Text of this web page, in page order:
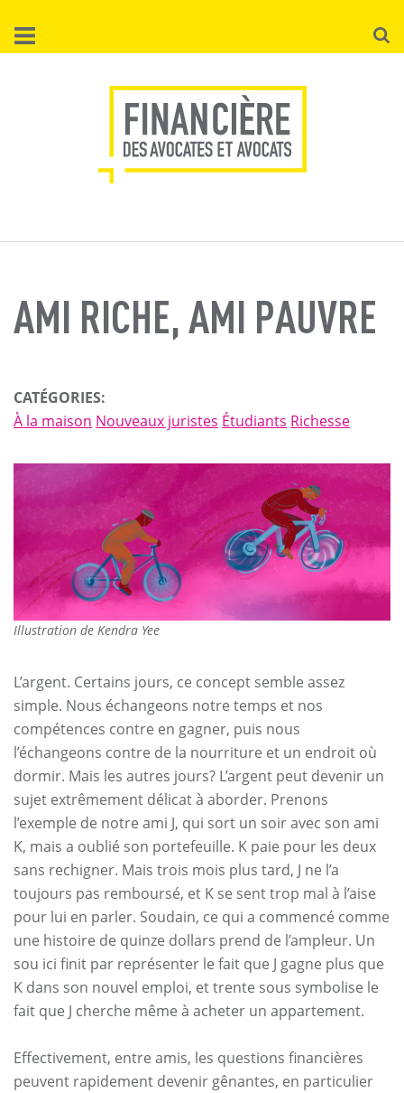
au
contenu
AMI RICHE, AMI PAUVRE
CATÉGORIES:
À la maison Nouveaux juristes Étudiants Richesse
Illustration de Kendra Yee
L’argent. Certains jours, ce concept semble assez
simple. Nous échangeons notre temps et nos
compétences contre en gagner, puis nous
l’échangeons contre de la nourriture et un endroit où
dormir. Mais les autres jours? L’argent peut devenir un
sujet extrêmement délicat à aborder. Prenons
l’exemple de notre ami J, qui sort un soir avec son ami
K, mais a oublié son portefeuille. K paie pour les deux
sans rechigner. Mais trois mois plus tard, J ne l’a
toujours pas remboursé, et K se sent trop mal à l’aise
pour lui en parler. Soudain, ce qui a commencé comme
une histoire de quinze dollars prend de l’ampleur. Un
sou ici finit par représenter le fait que J gagne plus que
K dans son nouvel emploi, et trente sous symbolise le
fait que J cherche même à acheter un appartement.
Effectivement, entre amis, les questions financières
peuvent rapidement devenir gênantes, en particulier